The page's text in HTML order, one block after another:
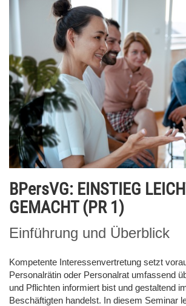
BPersVG: EINSTIEG
GEMACHT (PR 1)
Einführung und Überblick
Kompetente Interessenvertretung setzt
Personalrätin oder Personalrat umfassend
und Pflichten informiert bist und gestaltend
Beschäftigten handelst. In diesem Seminar